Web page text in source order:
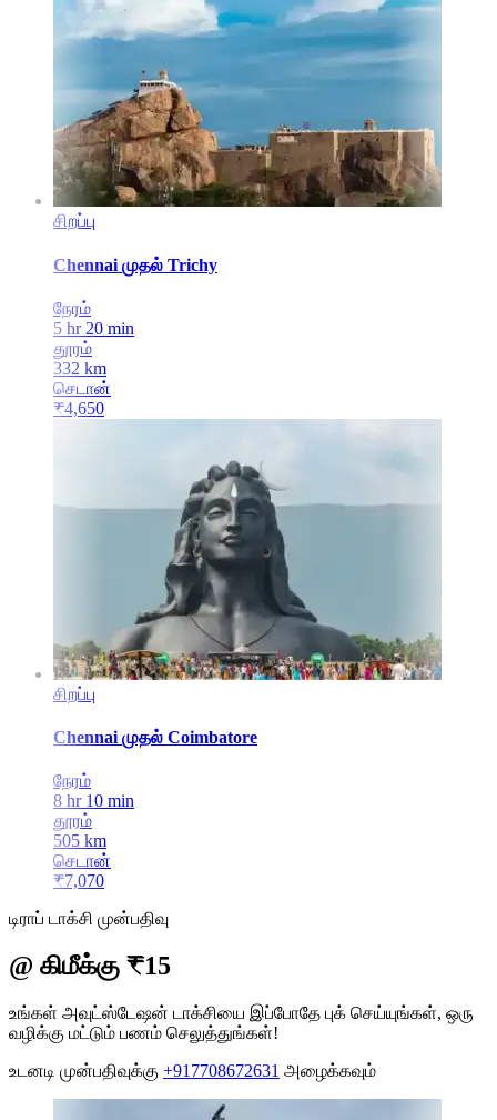
சிறப்பு
Chennai முதல் Trichy
நேரம்
5 hr 20 min
தூரம்
332 km
செடான்
₹4,650
சிறப்பு
Chennai முதல் Coimbatore
நேரம்
8 hr 10 min
தூரம்
505 km
செடான்
₹7,070
டிராப் டாக்சி முன்பதிவு
@ கிமீக்கு ₹15
உங்கள் அவுட்ஸ்டேஷன் டாக்சியை இப்போதே புக் செய்யுங்கள், ஒரு
வழிக்கு மட்டும் பணம் செலுத்துங்கள்!
உடனடி முன்பதிவுக்கு +917708672631 அழைக்கவும்